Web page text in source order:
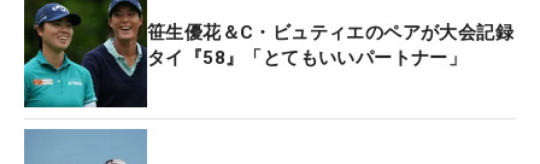
笹生優花＆C・ビュティエのペアが大会記録
タイ『58』「とてもいいパートナー」